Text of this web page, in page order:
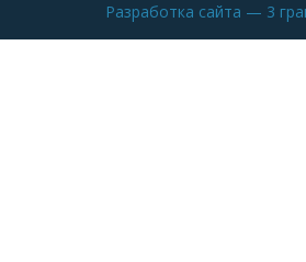
Разработка сайта — 3